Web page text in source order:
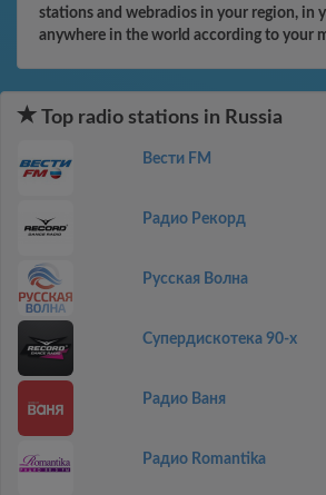
stations and webradios in your region, in
anywhere in the world according to your
Top radio stations in Russia
Вести FM
Радио Рекорд
Русская Волна
Супердискотека 90-х
Радио Ваня
Радио Romantika